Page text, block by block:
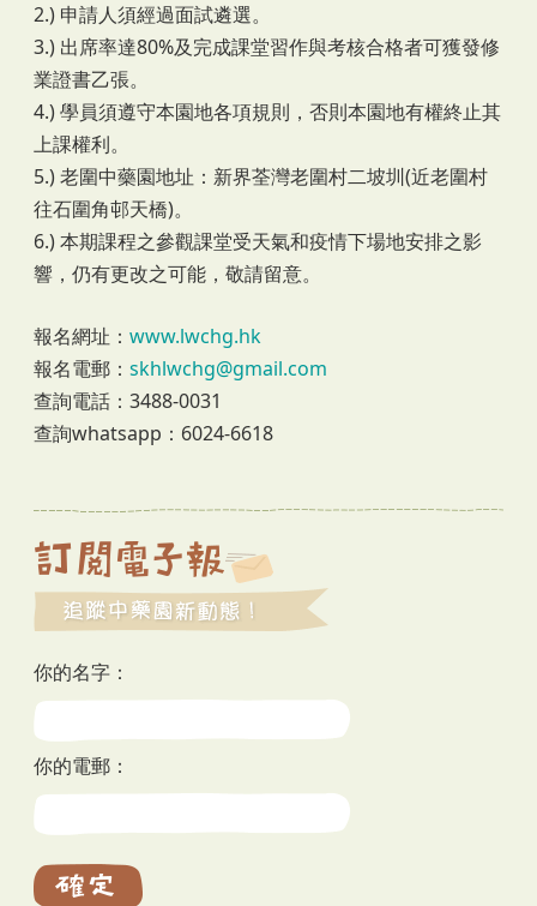
2.) 申請人須經過面試遴選。
3.) 出席率達80%及完成課堂習作與考核合格者可獲發修
業證書乙張。
4.) 學員須遵守本園地各項規則，否則本園地有權終止其
上課權利。
5.) 老圍中藥園地址：新界荃灣老圍村二坡圳(近老圍村
往石圍角邨天橋)。
6.) 本期課程之參觀課堂受天氣和疫情下場地安排之影
響，仍有更改之可能，敬請留意。
報名網址： www.lwchg.hk
報名電郵： skhlwchg@gmail.com
查詢電話：3488-0031
查詢whatsapp：6024-6618
你的名字：
你的電郵：